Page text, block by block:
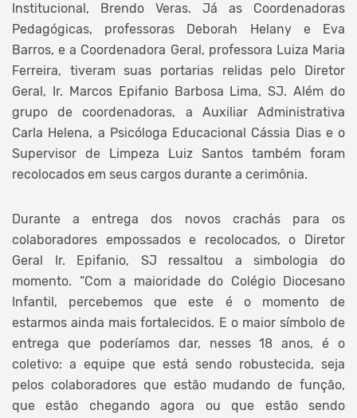
Institucional, Brendo Veras. Já as Coordenadoras
Pedagógicas, professoras Deborah Helany e Eva
Barros, e a Coordenadora Geral, professora Luiza Maria
Ferreira, tiveram suas portarias relidas pelo Diretor
Geral, Ir. Marcos Epifanio Barbosa Lima, SJ. Além do
grupo de coordenadoras, a Auxiliar Administrativa
Carla Helena, a Psicóloga Educacional Cássia Dias e o
Supervisor de Limpeza Luiz Santos também foram
recolocados em seus cargos durante a cerimônia.
Durante a entrega dos novos crachás para os
colaboradores empossados e recolocados, o Diretor
Geral Ir. Epifanio, SJ ressaltou a simbologia do
momento. “Com a maioridade do Colégio Diocesano
Infantil, percebemos que este é o momento de
estarmos ainda mais fortalecidos. E o maior símbolo de
entrega que poderíamos dar, nesses 18 anos, é o
coletivo: a equipe que está sendo robustecida, seja
pelos colaboradores que estão mudando de função,
que estão chegando agora ou que estão sendo